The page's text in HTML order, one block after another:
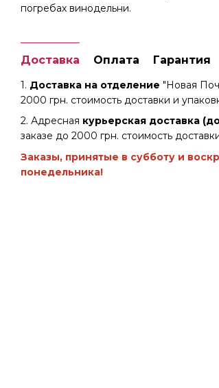
погребах винодельни.
Доставка Оплата Гарантия
1. Доставка на отделение "Новая
2000 грн. стоимость доставки и
2. Адресная курьерская доставка
заказе до 2000 грн. стоимость
Заказы, принятые в субботу и
понедельника!